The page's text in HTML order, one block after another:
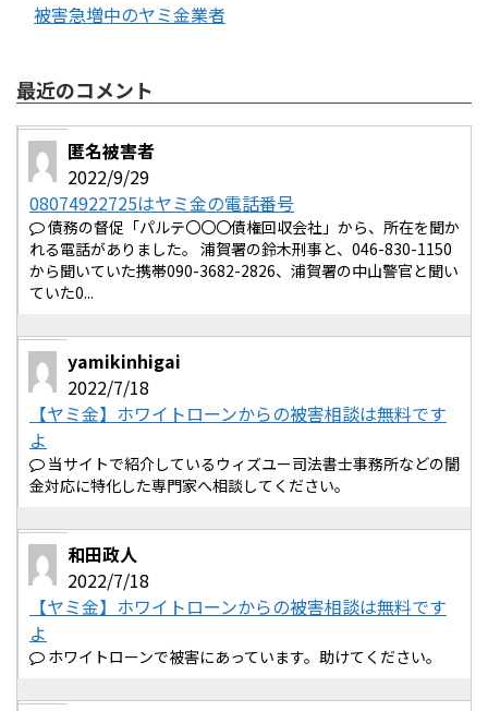
被害急増中のヤミ金業者
最近のコメント
匿名被害者
2022/9/29
08074922725はヤミ金の電話番号
債務の督促「パルテ〇〇〇債権回収会社」から、所在を聞か
れる電話がありました。 浦賀署の鈴木刑事と、046-830-1150
から聞いていた携帯090-3682-2826、浦賀署の中山警官と聞い
ていた0...
yamikinhigai
2022/7/18
【ヤミ金】ホワイトローンからの被害相談は無料です
よ
当サイトで紹介しているウィズユー司法書士事務所などの闇
金対応に特化した専門家へ相談してください。
和田政人
2022/7/18
【ヤミ金】ホワイトローンからの被害相談は無料です
よ
ホワイトローンで被害にあっています。助けてください。